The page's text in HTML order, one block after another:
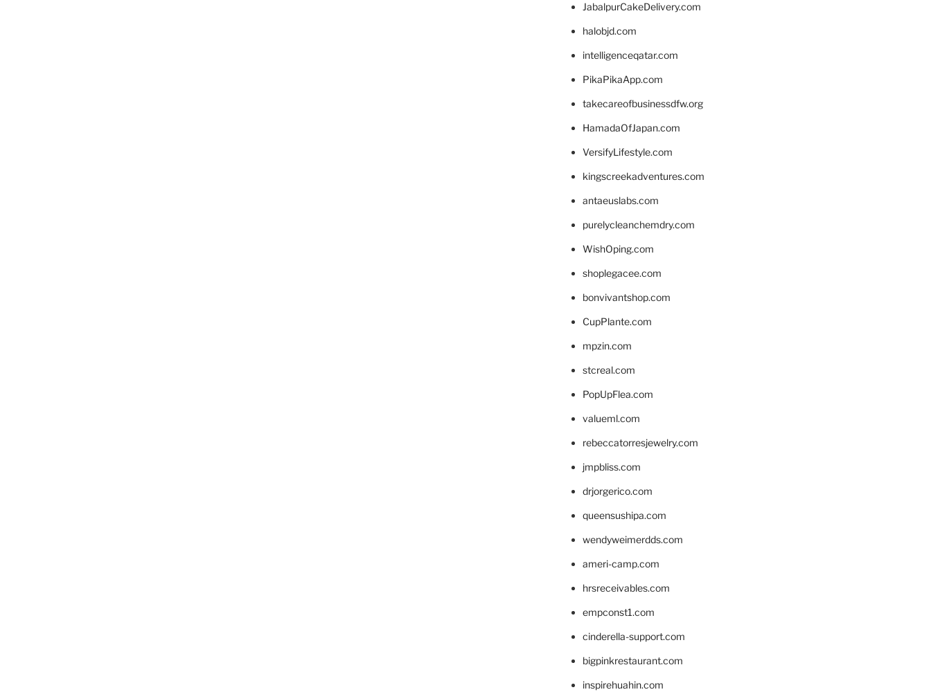
JabalpurCakeDelivery.com
halobjd.com
intelligenceqatar.com
PikaPikaApp.com
takecareofbusinessdfw.org
HamadaOfJapan.com
VersifyLifestyle.com
kingscreekadventures.com
antaeuslabs.com
purelycleanchemdry.com
WishOping.com
shoplegacee.com
bonvivantshop.com
CupPlante.com
mpzin.com
stcreal.com
PopUpFlea.com
valueml.com
rebeccatorresjewelry.com
jmpbliss.com
drjorgerico.com
queensushipa.com
wendyweimerdds.com
ameri-camp.com
hrsreceivables.com
empconst1.com
cinderella-support.com
bigpinkrestaurant.com
inspirehuahin.com